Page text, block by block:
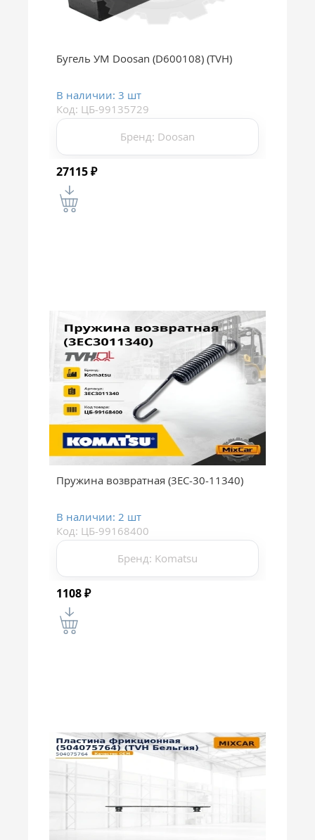
Бугель УМ Doosan (D600108) (TVH)
В наличии: 3 шт
Код: ЦБ-99135729
Бренд: Doosan
27115₽
Пружина возвратная (3EC-30-11340)
В наличии: 2 шт
Код: ЦБ-99168400
Бренд: Komatsu
1108₽